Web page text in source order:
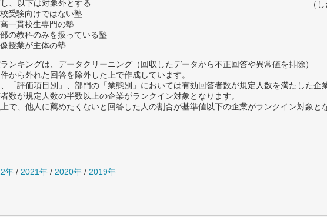
、以下は対象外とする
受験向けではない塾
一貫校生専門の塾
の教科のみを扱っている塾
授業が主体の塾
（
ンキングは、データクリーニング（回収したデータから不正回答や異常値を排除）
から外れた回答を除外した上で作成しています。
「評価項目別」、部門の「業態別」においては有効回答者数が規定人数を満たした企
数が規定人数の半数以上の企業がランクイン対象となります。
で、他人に薦めたくないと回答した人の割合が基準値以下の企業がランクイン対象と
年 / 2021年 / 2020年 / 2019年